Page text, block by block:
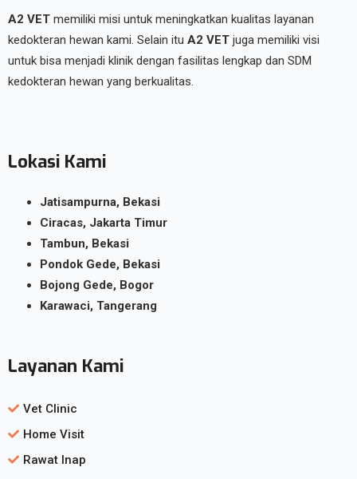
A2 VET memiliki misi untuk meningkatkan kualitas layanan
kedokteran hewan kami. Selain itu A2 VET juga memiliki visi
untuk bisa menjadi klinik dengan fasilitas lengkap dan SDM
kedokteran hewan yang berkualitas.
Lokasi Kami
Jatisampurna, Bekasi
Ciracas, Jakarta Timur
Tambun, Bekasi
Pondok Gede, Bekasi
Bojong Gede, Bogor
Karawaci, Tangerang
Layanan Kami
Vet Clinic
Home Visit
Rawat Inap